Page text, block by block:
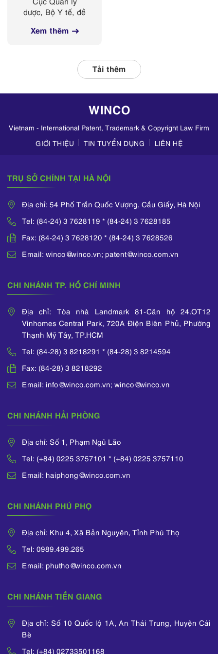
mỹ phẩm trên
các nền tảng
mạng xã hội
dược, Bộ Y tế, đề
tỉnh, thành phố
liên quan, tập
trung kiểm tra
doanh mỹ phẩm
Xem thêm
Tải thêm
WINCO
Vietnam - International Patent, Trademark & Copyright Law Firm
GIỚI THIỆU
TIN TUYỂN DỤNG LIÊN HỆ
TRỤ SỞ CHÍNH TẠI HÀ NỘI
Địa chỉ: 54 Phố Trần Quốc Vượng, Cầu Giấy, Hà Nội
Tel: (84-24) 3 7628119 * (84-24) 3 7628185
Fax: (84-24) 3 7628120 * (84-24) 3 7628526
Email: winco@winco.vn; patent@winco.com.vn
CHI NHÁNH TP. HỒ CHÍ MINH
Địa chỉ: Tòa nhà Landmark 81-Căn hộ 24.OT12
Vinhomes Central Park, 720A Điện Biên Phủ, Phường
Thạnh Mỹ Tây, TP.HCM
Tel: (84-28) 3 8218291 * (84-28) 3 8214594
Fax: (84-28) 3 8218292
Email: info@winco.com.vn; winco@winco.vn
CHI NHÁNH HẢI PHÒNG
Địa chỉ: Số 1, Phạm Ngũ Lão
Tel: (+84) 0225 3757101 * (+84) 0225 3757110
Email: haiphong@winco.com.vn
CHI NHÁNH PHÚ PHỌ
Địa chỉ: Khu 4, Xã Bản Nguyên, Tỉnh Phú Thọ
Tel: 0989.499.265
Email: phutho@winco.com.vn
CHI NHÁNH TIỀN GIANG
Địa chỉ: Số 10 Quốc lộ 1A, An Thái Trung, Huyện Cái
Bè
Tel: (+84) 02733501168